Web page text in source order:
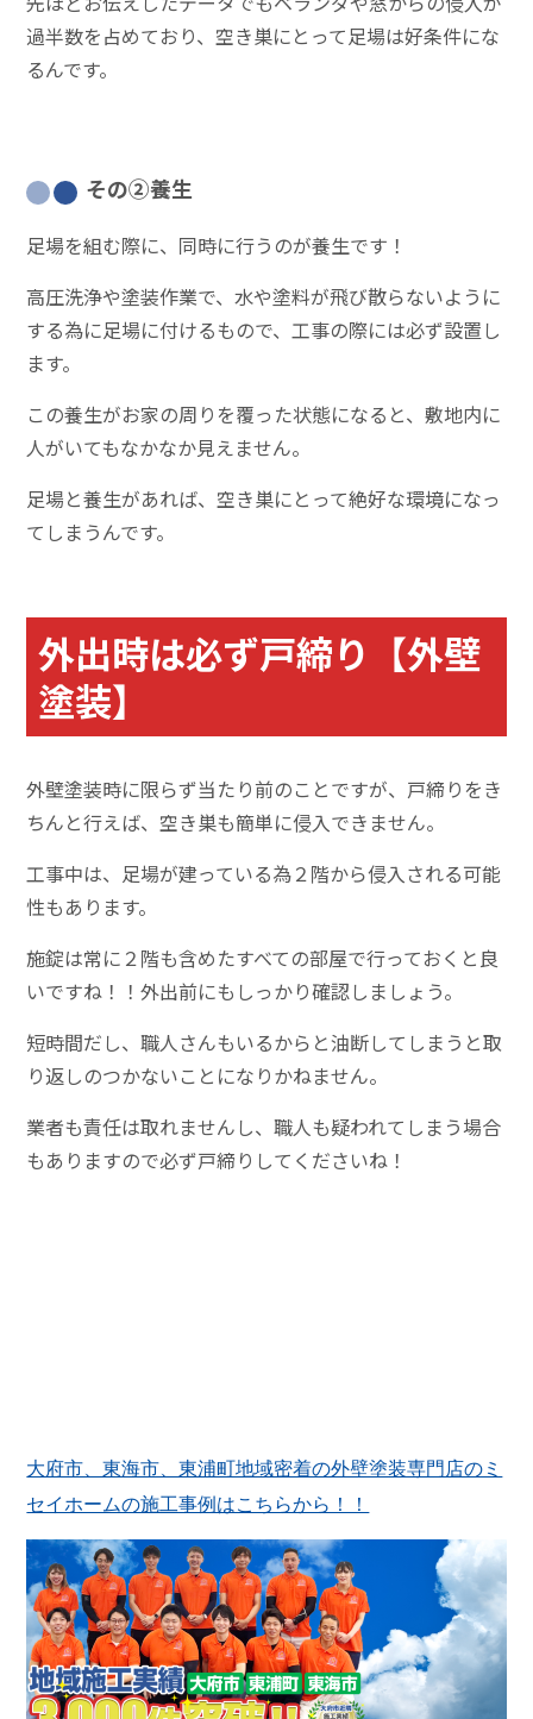
過半数を占めており、空き巣にとって足場は好条件にな
るんです。
その②養生
足場を組む際に、同時に行うのが養生です！
高圧洗浄や塗装作業で、水や塗料が飛び散らないように
する為に足場に付けるもので、工事の際には必ず設置し
ます。
この養生がお家の周りを覆った状態になると、敷地内に
人がいてもなかなか見えません。
足場と養生があれば、空き巣にとって絶好な環境になっ
てしまうんです。
外出時は必ず戸締り【外壁
塗装】
外壁塗装時に限らず当たり前のことですが、戸締りをき
ちんと行えば、空き巣も簡単に侵入できません。
工事中は、足場が建っている為２階から侵入される可能
性もあります。
施錠は常に２階も含めたすべての部屋で行っておくと良
いですね！！外出前にもしっかり確認しましょう。
短時間だし、職人さんもいるからと油断してしまうと取
り返しのつかないことになりかねません。
業者も責任は取れませんし、職人も疑われてしまう場合
もありますので必ず戸締りしてくださいね！
大府市、東海市、東浦町地域密着の外壁塗装専門店のミ
セイホームの施工事例はこちらから！！